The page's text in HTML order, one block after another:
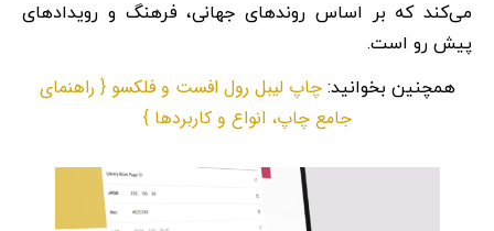
می‌کند که بر اساس روندهای جهانی، فرهنگ و رویدادهای
پیش رو است.
همچنین بخوانید:چاپ لیبل رول افست و فلکسو { راهنمای
جامع چاپ، انواع و کاربردها }